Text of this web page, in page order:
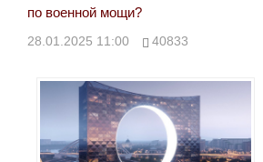
по военной мощи?
28.01.2025 11:00 40833